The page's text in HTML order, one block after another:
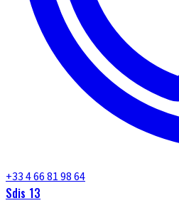
+33 4 66 81 98 64
Sdis 13